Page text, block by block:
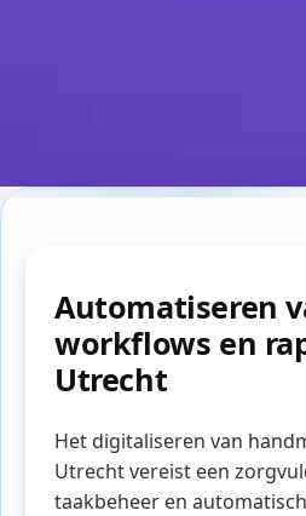
Automatiseren
workflows en
Utrecht
Het digitaliseren van
Utrecht vereist een
taakbeheer en